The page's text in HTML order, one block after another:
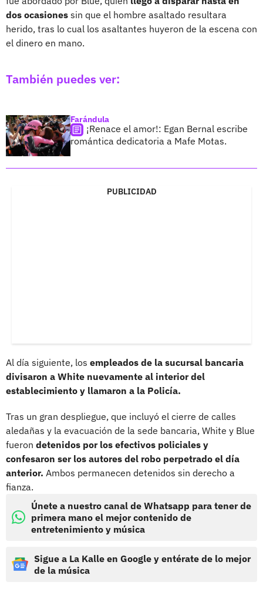
dos ocasiones sin que el hombre asaltado resultara
herido, tras lo cual los asaltantes huyeron de la escena con
el dinero en mano.
También puedes ver:
Farándula
¡Renace el amor!: Egan Bernal escribe
romántica dedicatoria a Mafe Motas.
PUBLICIDAD
Al día siguiente, los empleados de la sucursal bancaria
divisaron a White nuevamente al interior del
establecimiento y llamaron a la Policía.
Tras un gran despliegue, que incluyó el cierre de calles
aledañas y la evacuación de la sede bancaria, White y Blue
fueron detenidos por los efectivos policiales y
confesaron ser los autores del robo perpetrado el día
anterior. Ambos permanecen detenidos sin derecho a
fianza.
Únete a nuestro canal de Whatsapp para tener de
primera mano el mejor contenido de
entretenimiento y música
Sigue a La Kalle en Google y entérate de lo mejor
de la música